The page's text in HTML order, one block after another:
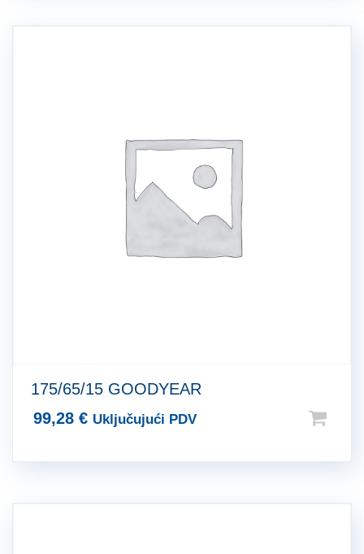
175/65/15 GOODYEAR
99,28 € Uključujući PDV